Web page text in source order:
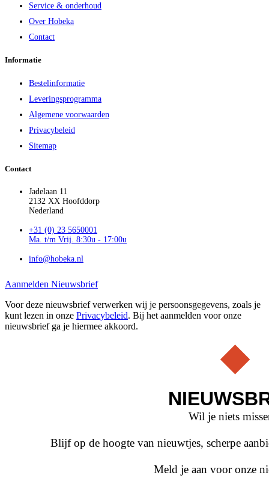
Service & onderhoud
Over Hobeka
Contact
Informatie
Bestelinformatie
Leveringsprogramma
Algemene voorwaarden
Privacybeleid
Sitemap
Contact
Jadelaan 11
2132 XX Hoofddorp
Nederland
+31 (0) 23 5650001
Ma. t/m Vrij. 8:30u - 17:00u
info@hobeka.nl
Aanmelden Nieuwsbrief
Voor deze nieuwsbrief verwerken wij je persoonsgegevens, zoals je
kunt lezen in onze Privacybeleid. Bij het aanmelden voor onze
nieuwsbrief ga je hiermee akkoord.
Wil je niets
Blijf op de hoogte van nieuwtjes, scherpe
Meld je aan voor onze